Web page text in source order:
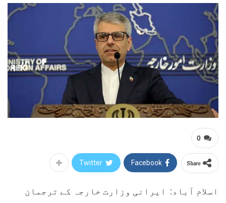
0
Share
Facebook
Twitter
اسلام آباد: ایرانی وزارت خارجہ کے ترجمان